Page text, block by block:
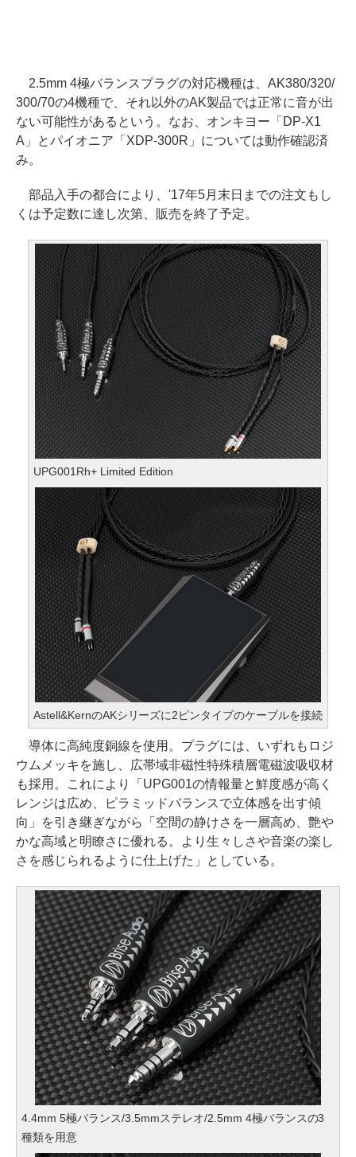
2.5mm 4極バランスプラグの対応機種は、AK380/320/
300/70の4機種で、それ以外のAK製品では正常に音が出
ない可能性があるという。なお、オンキヨー「DP-X1
A」とパイオニア「XDP-300R」については動作確認済
み。
部品入手の都合により、'17年5月末日までの注文もし
くは予定数に達し次第、販売を終了予定。
UPG001Rh+ Limited Edition
Astell&KernのAKシリーズに2ピンタイプのケーブルを接続
導体に高純度銅線を使用。プラグには、いずれもロジ
ウムメッキを施し、広帯域非磁性特殊積層電磁波吸収材
も採用。これにより「UPG001の情報量と鮮度感が高く
レンジは広め、ピラミッドバランスで立体感を出す傾
向」を引き継ぎながら「空間の静けさを一層高め、艶や
かな高域と明瞭さに優れる。より生々しさや音楽の楽し
さを感じられるように仕上げた」としている。
4.4mm 5極バランス/3.5mmステレオ/2.5mm 4極バランスの3
種類を用意